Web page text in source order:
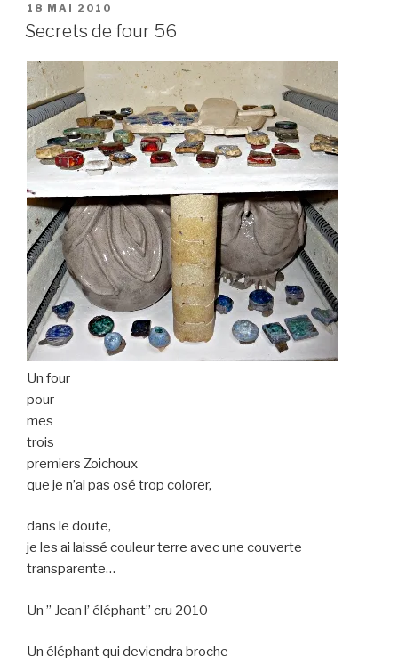
PUBLIÉ
LE
18 MAI 2010
Secrets de four 56
Un four
pour
mes
trois
premiers Zoichoux
que je n’ai pas osé trop colorer,
dans le doute,
je les ai laissé couleur terre avec une couverte
transparente…
Un ” Jean l’ éléphant” cru 2010
Un éléphant qui deviendra broche